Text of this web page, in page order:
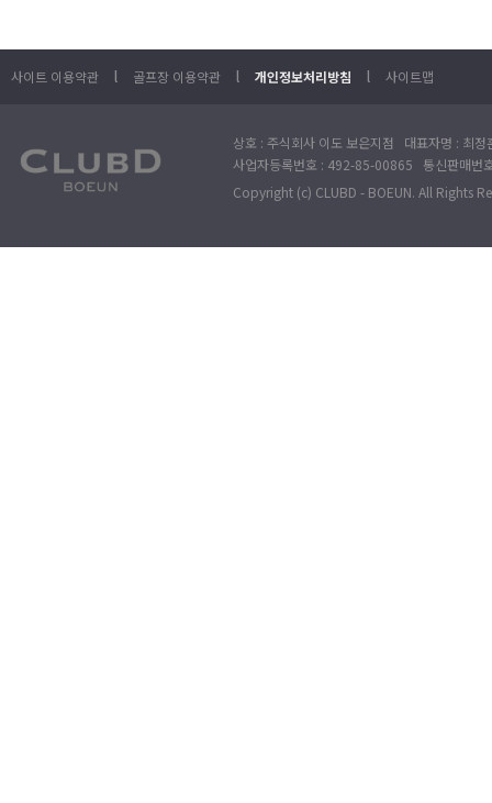
사이트 이용약관 l 골프장 이용약관 l 개인정보처리방침 l 사이트맵
상호 : 주식회사 이도 보은지점 대표자명 : 최
사업자등록번호 : 492-85-00865 통신판매
Copyright (c) CLUBD - BOEUN. All Rights